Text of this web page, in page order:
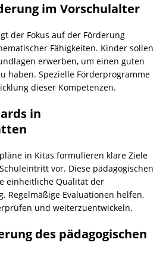
im Vorschulalter
der Fokus auf der Förderung
Fähigkeiten. Kinder sollen
erwerben, um einen guten
haben. Spezielle Förderprogramme
dieser Kompetenzen.
in
in Kitas formulieren klare Ziele
vor. Diese pädagogischen
einheitliche Qualität der
Regelmäßige Evaluationen helfen,
und weiterzuentwickeln.
des pädagogischen